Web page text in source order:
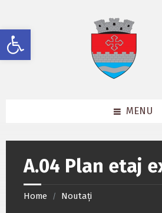
Deschide bara de unelte
content
left
sidebar
footer
MENU
A.04 Plan etaj
Home / Noutați